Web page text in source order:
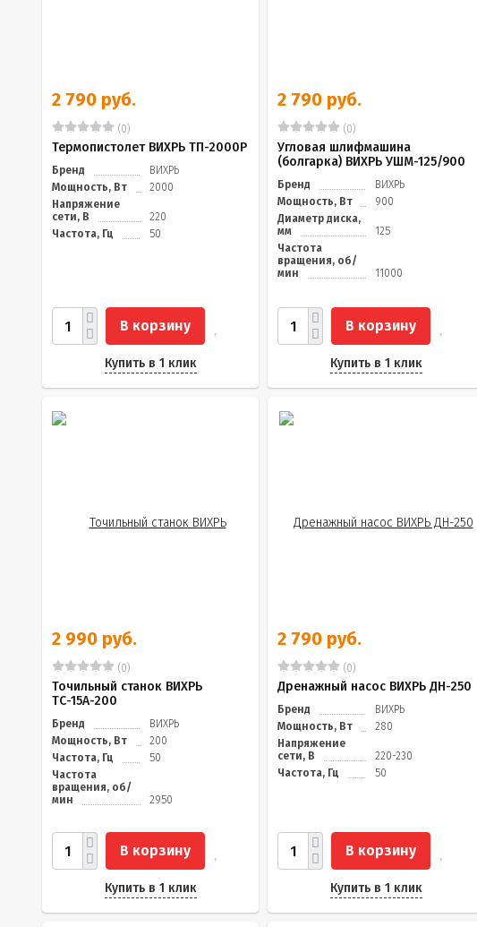
2 790 руб.
(0)
Термопистолет ВИХРЬ ТП-2000Р
Бренд
ВИХРЬ
Мощность, Вт
2000
Напряжение
сети, В
220
Частота, Гц
50
В корзину
Купить в 1 клик
2 790 руб.
(0)
Угловая шлифмашина
(болгарка) ВИХРЬ УШМ-125/900
Бренд
ВИХРЬ
Мощность, Вт
900
Диаметр диска,
мм
125
Частота
вращения, об/
мин
11000
В корзину
Купить в 1 клик
2 990 руб.
(0)
Точильный станок ВИХРЬ
ТС-15А-200
Бренд
ВИХРЬ
Мощность, Вт
200
Частота, Гц
50
Частота
вращения, об/
мин
2950
В корзину
Купить в 1 клик
2 790 руб.
(0)
Дренажный насос ВИХРЬ ДН-250
Бренд
ВИХРЬ
Мощность, Вт
280
Напряжение
сети, В
220-230
Частота, Гц
50
В корзину
Купить в 1 клик